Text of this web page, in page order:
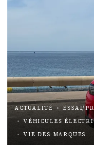
ACTUALITÉ
ESSAI/
VÉHICULES
VIE DES MARQUES